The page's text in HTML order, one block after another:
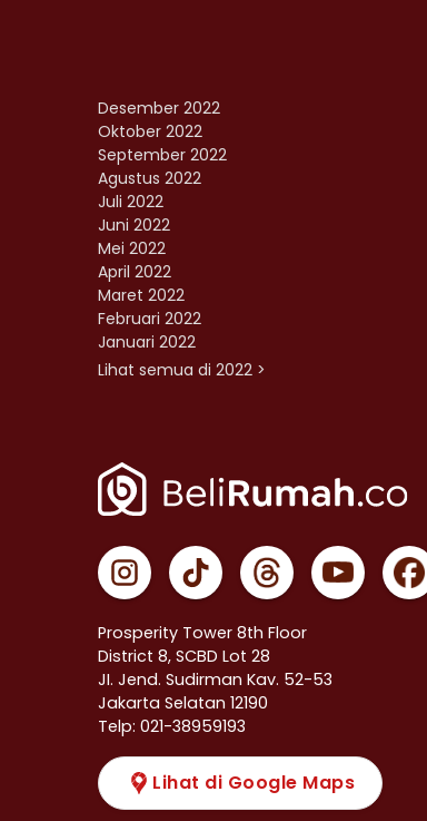
Desember 2022
Oktober 2022
September 2022
Agustus 2022
Juli 2022
Juni 2022
Mei 2022
April 2022
Maret 2022
Februari 2022
Januari 2022
Lihat semua di 2022 >
Prosperity Tower 8th Floor
District 8, SCBD Lot 28
JI. Jend. Sudirman Kav. 52-53
Jakarta Selatan 12190
Telp: 021-38959193
Lihat di Google Maps